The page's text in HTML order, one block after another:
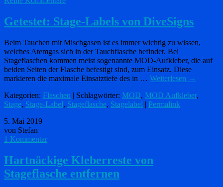
Getestet: Stage-Labels von DiveSigns
Beim Tauchen mit Mischgasen ist es immer wichtig zu wissen,
welches Atemgas sich in der Tauchflasche befindet. Bei
Stageflaschen kommen meist sogenannte MOD-Aufkleber, die auf
beiden Seiten der Flasche befestigt sind, zum Einsatz. Diese
markieren die maximale Einsatztiefe des in … Weiterlesen →
Kategorien: Flaschen | Schlagwörter: MOD, MOD Aufkleber,
Stage, Stage-Label, Stageflasche, Stagelabel | Permalink
5. Mai 2019
von Stefan
1 Kommentar
Hartnäckige Kleberreste von
Stageflasche entfernen